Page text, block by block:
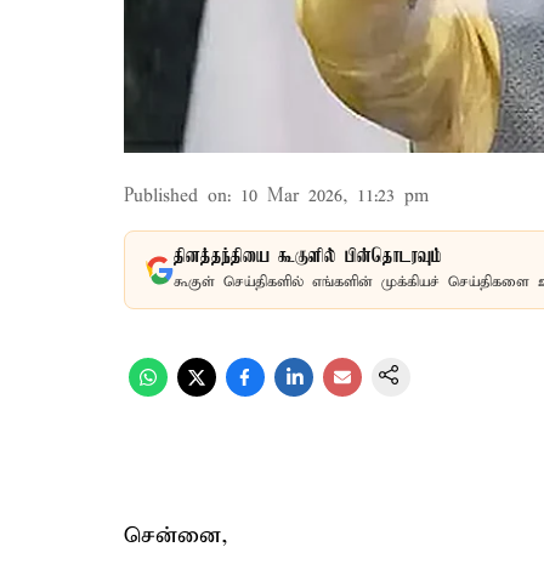
Published on: 10 Mar 2026, 11:23 pm
தினத்தந்தியை கூகுளில் பின்தொடரவும்
கூகுள் செய்திகளில் எங்களின் முக்கியச் செய்திகளை
சென்னை,